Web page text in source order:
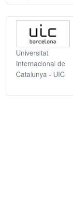
Universitat
Internacional de
Catalunya - UIC